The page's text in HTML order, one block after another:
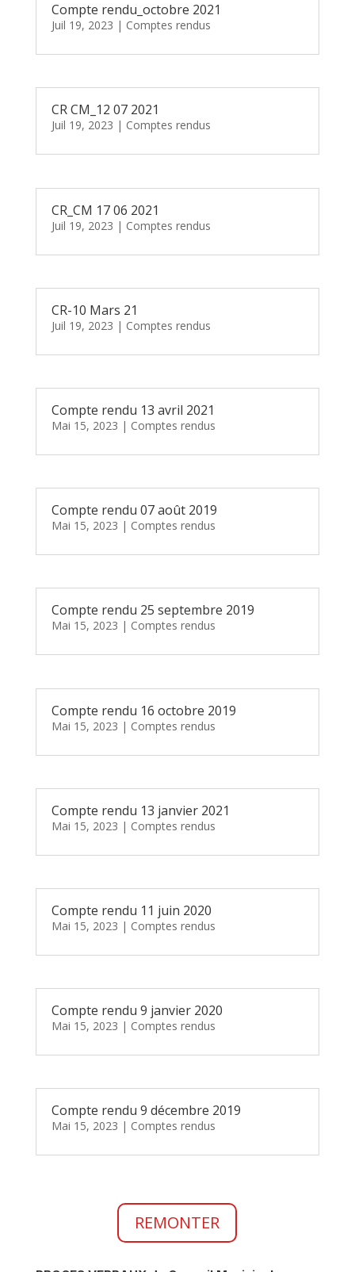
Compte rendu_octobre 2021
Juil 19, 2023 | Comptes rendus
CR CM_12 07 2021
Juil 19, 2023 | Comptes rendus
CR_CM 17 06 2021
Juil 19, 2023 | Comptes rendus
CR-10 Mars 21
Juil 19, 2023 | Comptes rendus
Compte rendu 13 avril 2021
Mai 15, 2023 | Comptes rendus
Compte rendu 07 août 2019
Mai 15, 2023 | Comptes rendus
Compte rendu 25 septembre 2019
Mai 15, 2023 | Comptes rendus
Compte rendu 16 octobre 2019
Mai 15, 2023 | Comptes rendus
Compte rendu 13 janvier 2021
Mai 15, 2023 | Comptes rendus
Compte rendu 11 juin 2020
Mai 15, 2023 | Comptes rendus
Compte rendu 9 janvier 2020
Mai 15, 2023 | Comptes rendus
Compte rendu 9 décembre 2019
Mai 15, 2023 | Comptes rendus
REMONTER